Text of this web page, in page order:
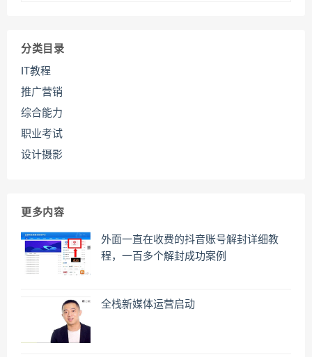
分类目录
IT教程
推广营销
综合能力
职业考试
设计摄影
更多内容
外面一直在收费的抖音账号解封详细教
程，一百多个解封成功案例
全栈新媒体运营启动